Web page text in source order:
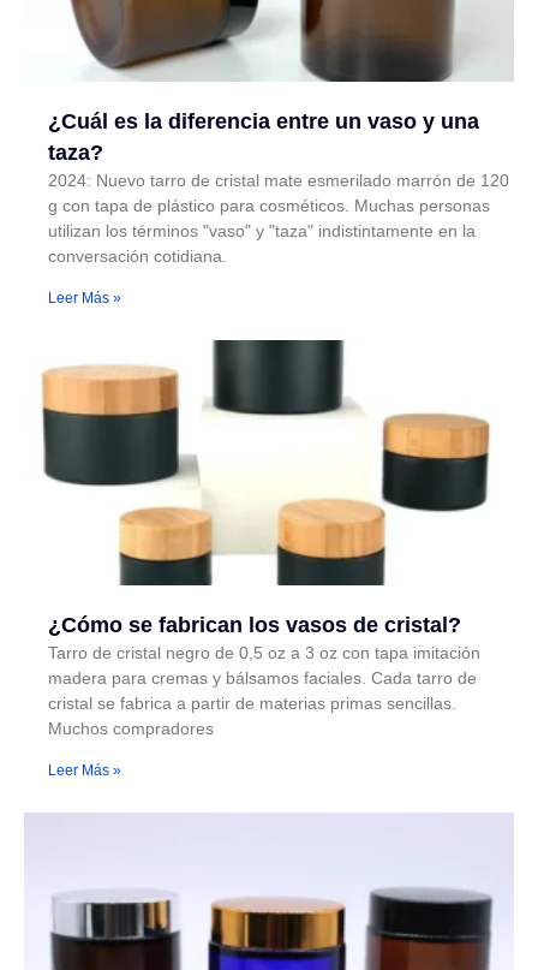
¿Cuál es la diferencia entre un vaso y una
taza?
2024: Nuevo tarro de cristal mate esmerilado marrón de 120
g con tapa de plástico para cosméticos. Muchas personas
utilizan los términos "vaso" y "taza" indistintamente en la
conversación cotidiana.
Leer Más »
¿Cómo se fabrican los vasos de cristal?
Tarro de cristal negro de 0,5 oz a 3 oz con tapa imitación
madera para cremas y bálsamos faciales. Cada tarro de
cristal se fabrica a partir de materias primas sencillas.
Muchos compradores
Leer Más »